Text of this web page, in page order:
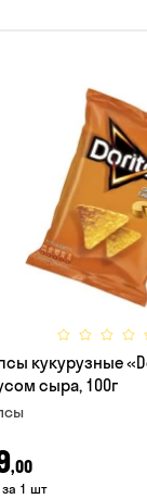
кукурузные
сыра, 100г
,00
за 1 шт